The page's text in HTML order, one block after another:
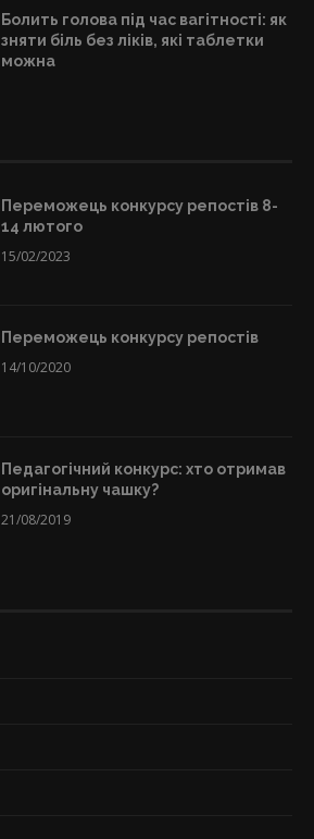
Болить голова під час вагітності: як
зняти біль без ліків, які таблетки
можна
Переможець конкурсу репостів 8-
14 лютого
15/02/2023
Переможець конкурсу репостів
14/10/2020
Педагогічний конкурс: хто отримав
оригінальну чашку?
21/08/2019